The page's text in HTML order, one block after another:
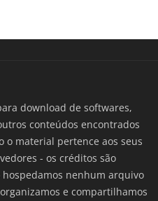
download de softwares,
conteúdos encontrados
o material pertence aos seus
- os créditos são
nenhum arquivo
e compartilhamos